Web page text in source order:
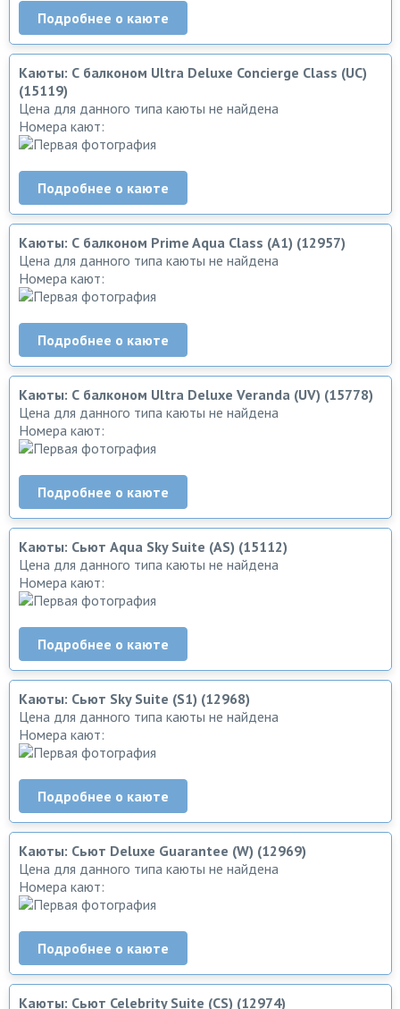
Подробнее о каюте
Каюты: С балконом Ultra Deluxe Concierge Class (UC)
(15119)
Цена для данного типа каюты не найдена
Номера кают:
Подробнее о каюте
Каюты: С балконом Prime Aqua Class (A1) (12957)
Цена для данного типа каюты не найдена
Номера кают:
Подробнее о каюте
Каюты: С балконом Ultra Deluxe Veranda (UV) (15778)
Цена для данного типа каюты не найдена
Номера кают:
Подробнее о каюте
Каюты: Сьют Aqua Sky Suite (AS) (15112)
Цена для данного типа каюты не найдена
Номера кают:
Подробнее о каюте
Каюты: Сьют Sky Suite (S1) (12968)
Цена для данного типа каюты не найдена
Номера кают:
Подробнее о каюте
Каюты: Сьют Deluxe Guarantee (W) (12969)
Цена для данного типа каюты не найдена
Номера кают:
Подробнее о каюте
Каюты: Сьют Celebrity Suite (CS) (12974)